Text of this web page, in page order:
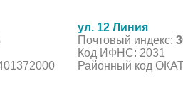
ул. 12 Линия
Почтовый индекс:
Код ИФНС: 2031
Районный код